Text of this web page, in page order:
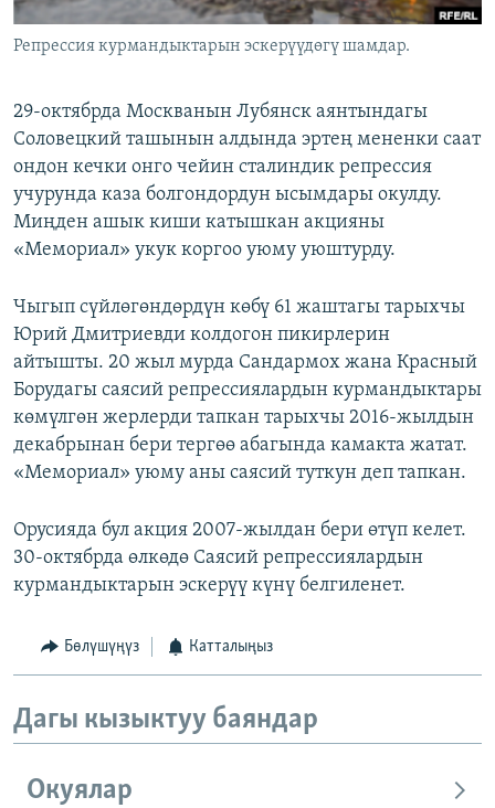
Репрессия курмандыктарын эскерүүдөгү шамдар.
29-октябрда Москванын Лубянск аянтындагы
Соловецкий ташынын алдында эртең мененки саат
ондон кечки онго чейин сталиндик репрессия
учурунда каза болгондордун ысымдары окулду.
Миңден ашык киши катышкан акцияны
«Мемориал» укук коргоо уюму уюштурду.
Чыгып сүйлөгөндөрдүн көбү 61 жаштагы тарыхчы
Юрий Дмитриевди колдогон пикирлерин
айтышты. 20 жыл мурда Сандармох жана Красный
Борудагы саясий репрессиялардын курмандыктары
көмүлгөн жерлерди тапкан тарыхчы 2016-жылдын
декабрынан бери тергөө абагында камакта жатат.
«Мемориал» уюму аны саясий туткун деп тапкан.
Орусияда бул акция 2007-жылдан бери өтүп келет.
30-октябрда өлкөдө Саясий репрессиялардын
курмандыктарын эскерүү күнү белгиленет.
Бөлүшүңүз Катталыңыз
Дагы кызыктуу баяндар
Окуялар